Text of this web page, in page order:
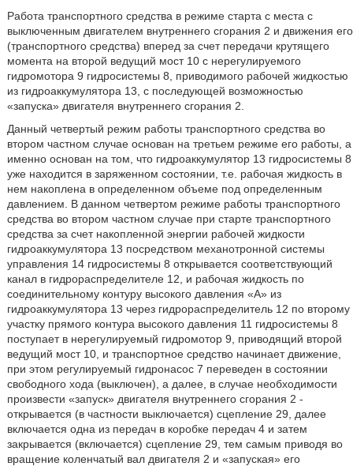
Работа транспортного средства в режиме старта с места с
выключенным двигателем внутреннего сгорания 2 и движения его
(транспортного средства) вперед за счет передачи крутящего
момента на второй ведущий мост 10 с нерегулируемого
гидромотора 9 гидросистемы 8, приводимого рабочей жидкостью
из гидроаккумулятора 13, с последующей возможностью
«запуска» двигателя внутреннего сгорания 2.
Данный четвертый режим работы транспортного средства во
втором частном случае основан на третьем режиме его работы, а
именно основан на том, что гидроаккумулятор 13 гидросистемы 8
уже находится в заряженном состоянии, т.е. рабочая жидкость в
нем накоплена в определенном объеме под определенным
давлением. В данном четвертом режиме работы транспортного
средства во втором частном случае при старте транспортного
средства за счет накопленной энергии рабочей жидкости
гидроаккумулятора 13 посредством механотронной системы
управления 14 гидросистемы 8 открывается соответствующий
канал в гидрораспределителе 12, и рабочая жидкость по
соединительному контуру высокого давления «А» из
гидроаккумулятора 13 через гидрораспределитель 12 по второму
участку прямого контура высокого давления 11 гидросистемы 8
поступает в нерегулируемый гидромотор 9, приводящий второй
ведущий мост 10, и транспортное средство начинает движение,
при этом регулируемый гидронасос 7 переведен в состоянии
свободного хода (выключен), а далее, в случае необходимости
произвести «запуск» двигателя внутреннего сгорания 2 -
открывается (в частности выключается) сцепление 29, далее
включается одна из передач в коробке передач 4 и затем
закрывается (включается) сцепление 29, тем самым приводя во
вращение коленчатый вал двигателя 2 и «запуская» его